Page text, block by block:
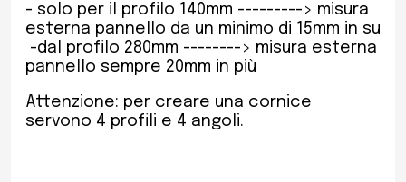
- solo per il profilo 140mm ---------> misura
esterna pannello da un minimo di 15mm in su
-dal profilo 280mm --------> misura esterna
pannello sempre 20mm in più
Attenzione: per creare una cornice
servono 4 profili e 4 angoli.